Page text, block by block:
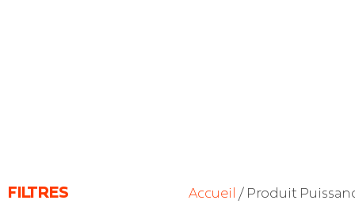
FILTRES Accueil / Produit